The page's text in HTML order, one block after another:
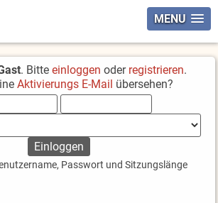
MENU
. Bitte einloggen oder registrieren.
Aktivierungs E-Mail übersehen?
Passwort und Sitzungslänge